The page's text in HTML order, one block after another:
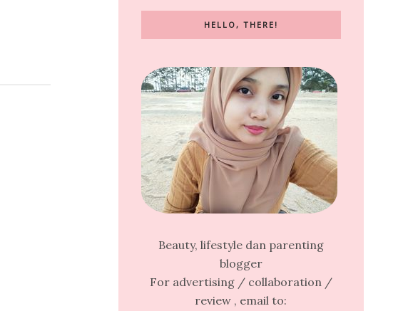
HELLO, THERE!
Beauty, lifestyle dan parenting
blogger
For advertising / collaboration /
review , email to: